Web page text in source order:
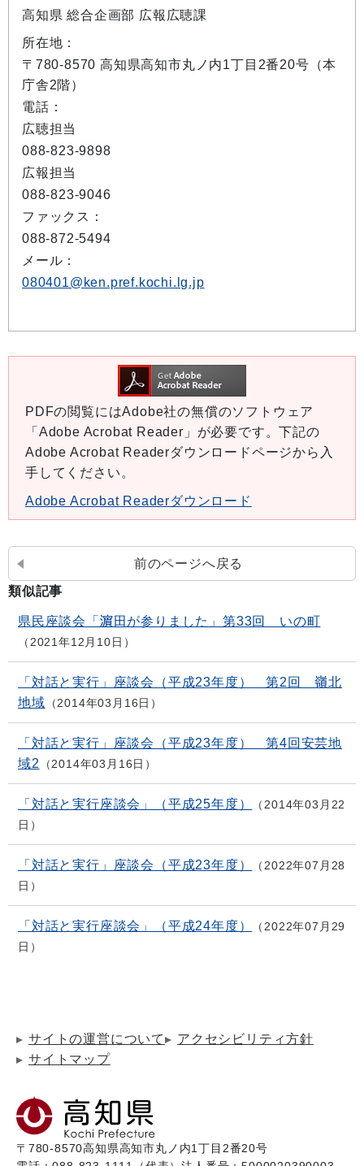
高知県 総合企画部 広報広聴課
所在地：
〒780-8570 高知県高知市丸ノ内1丁目2番20号（本
庁舎2階）
電話：
広聴担当
088-823-9898
広報担当
088-823-9046
ファックス：
088-872-5494
メール：
080401@ken.pref.kochi.lg.jp
PDFの閲覧にはAdobe社の無償のソフトウェア
「Adobe Acrobat Reader」が必要です。下記の
Adobe Acrobat Readerダウンロードページから入
手してください。
Adobe Acrobat Readerダウンロード
前のページへ戻る
類似記事
県民座談会「濵田が参りました」第33回 いの町
2021年12月10日
「対話と実行」座談会（平成23年度） 第2回 嶺北
地域
2014年03月16日
「対話と実行」座談会（平成23年度） 第4回安芸地
域2
2014年03月16日
「対話と実行座談会」（平成25年度）
2014年03月22
日
「対話と実行」座談会（平成23年度）
2022年07月28
日
「対話と実行座談会」（平成24年度）
2022年07月29
日
サイトの運営について
アクセシビリティ方針
サイトマップ
〒780-8570高知県高知市丸ノ内1丁目2番20号